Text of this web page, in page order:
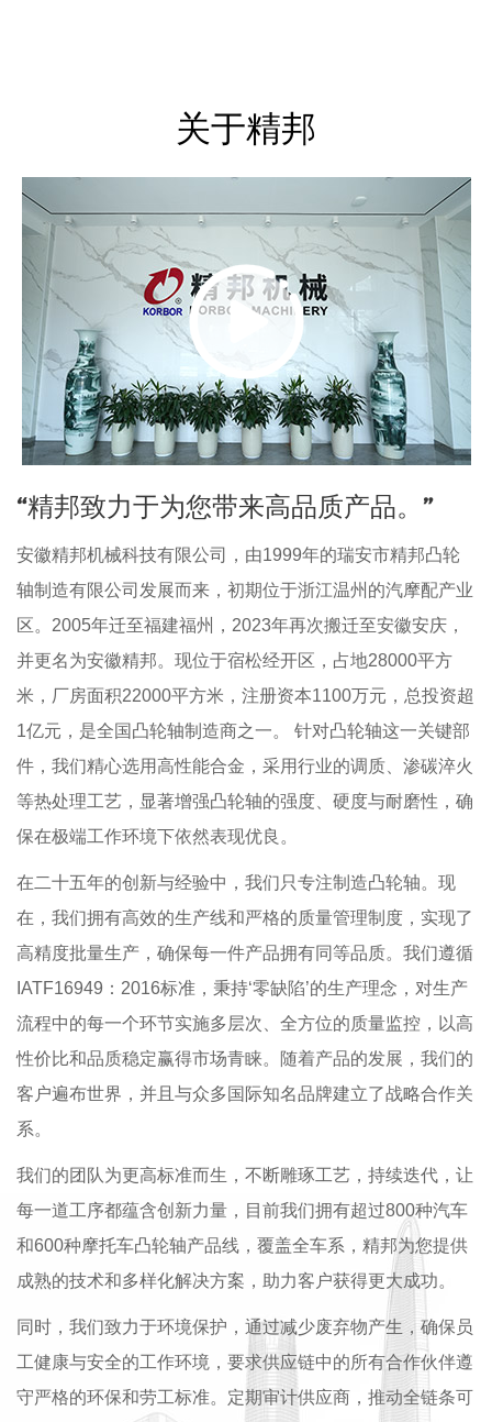
关于精邦
“精邦致力于为您带来高品质产品。”
安徽精邦机械科技有限公司，由1999年的瑞安市精邦凸轮
轴制造有限公司发展而来，初期位于浙江温州的汽摩配产业
区。2005年迁至福建福州，2023年再次搬迁至安徽安庆，
并更名为安徽精邦。现位于宿松经开区，占地28000平方
米，厂房面积22000平方米，注册资本1100万元，总投资超
1亿元，是全国凸轮轴制造商之一。 针对凸轮轴这一关键部
件，我们精心选用高性能合金，采用行业的调质、渗碳淬火
等热处理工艺，显著增强凸轮轴的强度、硬度与耐磨性，确
保在极端工作环境下依然表现优良。
在二十五年的创新与经验中，我们只专注制造凸轮轴。现
在，我们拥有高效的生产线和严格的质量管理制度，实现了
高精度批量生产，确保每一件产品拥有同等品质。我们遵循
IATF16949：2016标准，秉持‘零缺陷’的生产理念，对生产
流程中的每一个环节实施多层次、全方位的质量监控，以高
性价比和品质稳定赢得市场青睐。随着产品的发展，我们的
客户遍布世界，并且与众多国际知名品牌建立了战略合作关
系。
我们的团队为更高标准而生，不断雕琢工艺，持续迭代，让
每一道工序都蕴含创新力量，目前我们拥有超过800种汽车
和600种摩托车凸轮轴产品线，覆盖全车系，精邦为您提供
成熟的技术和多样化解决方案，助力客户获得更大成功。
同时，我们致力于环境保护，通过减少废弃物产生，确保员
工健康与安全的工作环境，要求供应链中的所有合作伙伴遵
守严格的环保和劳工标准。定期审计供应商，推动全链条可